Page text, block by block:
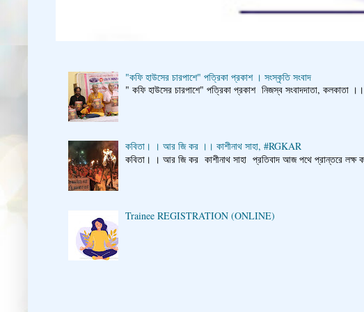
"কফি হাউসের চারপাশে" পত্রিকা প্রকাশ । সংস্কৃতি সংবাদ
" কফি হাউসের চারপাশে" পত্রিকা প্রকাশ নিজস্ব সংবাদদাতা, কলকাতা
কবিতা। । আর জি কর ।। কাশীনাথ সাহা, #RGKAR
কবিতা। । আর জি কর কাশীনাথ সাহা প্রতিবাদ আজ পথে প্রান্তরে
Trainee REGISTRATION (ONLINE)
👇 👉 Click here